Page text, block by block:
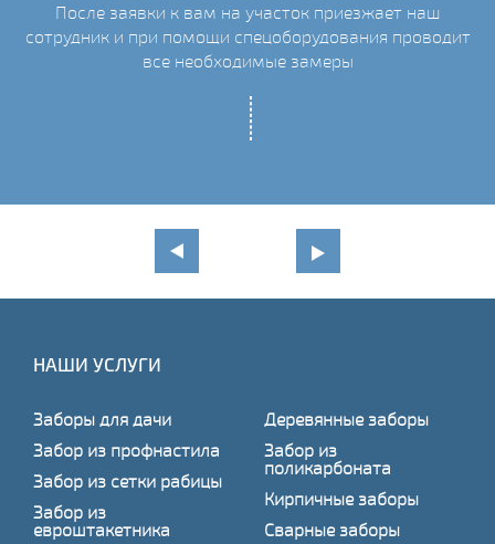
После заявки к вам на участок приезжает наш
сотрудник и при помощи спецоборудования проводит
все необходимые замеры
НАШИ УСЛУГИ
Заборы для дачи
Забор из профнастила
Забор из сетки рабицы
Забор из
евроштакетника
Деревянные заборы
Забор из
поликарбоната
Кирпичные заборы
Сварные заборы